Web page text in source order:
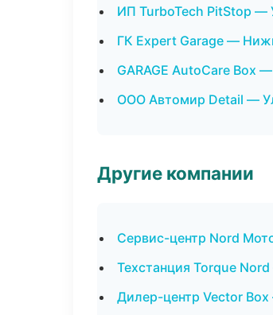
ИП TurboTech PitStop —
ГК Expert Garage —
GARAGE AutoCare Box
ООО Автомир Detail —
Другие компании
Сервис-центр Nord
Техстанция Torque
Дилер-центр Vector